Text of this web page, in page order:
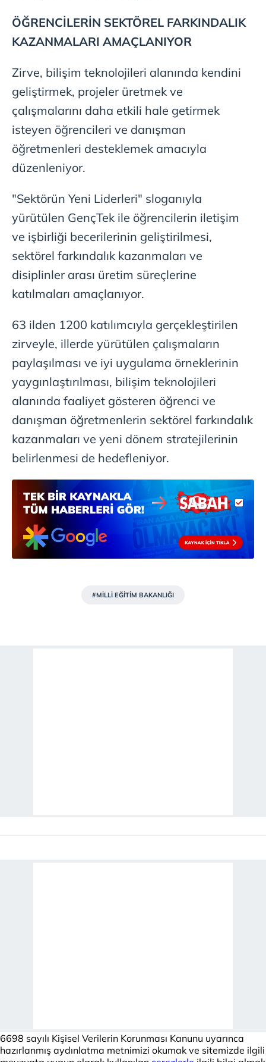
ÖĞRENCİLERİN SEKTÖREL FARKINDALIK
KAZANMALARI AMAÇLANIYOR
Zirve, bilişim teknolojileri alanında kendini
geliştirmek, projeler üretmek ve
çalışmalarını daha etkili hale getirmek
isteyen öğrencileri ve danışman
öğretmenleri desteklemek amacıyla
düzenleniyor.
"Sektörün Yeni Liderleri" sloganıyla
yürütülen GençTek ile öğrencilerin iletişim
ve işbirliği becerilerinin geliştirilmesi,
sektörel farkındalık kazanmaları ve
disiplinler arası üretim süreçlerine
katılmaları amaçlanıyor.
63 ilden 1200 katılımcıyla gerçekleştirilen
zirveyle, illerde yürütülen çalışmaların
paylaşılması ve iyi uygulama örneklerinin
yaygınlaştırılması, bilişim teknolojileri
alanında faaliyet gösteren öğrenci ve
danışman öğretmenlerin sektörel farkındalık
kazanmaları ve yeni dönem stratejilerinin
belirlenmesi de hedefleniyor.
#MİLLİ EĞİTİM BAKANLIĞI
6698 sayılı Kişisel Verilerin Korunması Kanunu uyarınca
hazırlanmış aydınlatma metnimizi okumak ve sitemizde ilgili